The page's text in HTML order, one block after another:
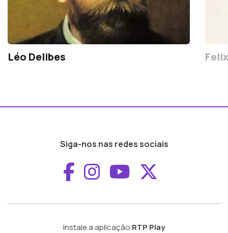
Léo Delibes
Siga-nos nas redes sociais
Aceder ao
Aceder ao
Aceder ao
Instale a aplicação RTP Play